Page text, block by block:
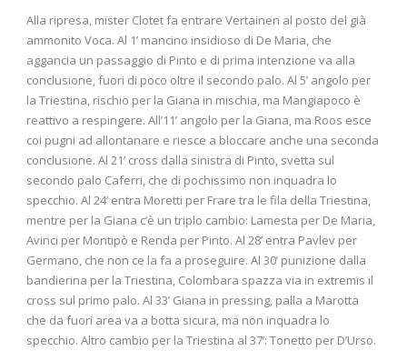
Alla ripresa, mister Clotet fa entrare Vertainen al posto del già
ammonito Voca. Al 1’ mancino insidioso di De Maria, che
aggancia un passaggio di Pinto e di prima intenzione va alla
conclusione, fuori di poco oltre il secondo palo. Al 5’ angolo per
la Triestina, rischio per la Giana in mischia, ma Mangiapoco è
reattivo a respingere. All’11’ angolo per la Giana, ma Roos esce
coi pugni ad allontanare e riesce a bloccare anche una seconda
conclusione. Al 21’ cross dalla sinistra di Pinto, svetta sul
secondo palo Caferri, che di pochissimo non inquadra lo
specchio. Al 24’ entra Moretti per Frare tra le fila della Triestina,
mentre per la Giana c’è un triplo cambio: Lamesta per De Maria,
Avinci per Montipò e Renda per Pinto. Al 28’ entra Pavlev per
Germano, che non ce la fa a proseguire. Al 30’ punizione dalla
bandierina per la Triestina, Colombara spazza via in extremis il
cross sul primo palo. Al 33’ Giana in pressing, palla a Marotta
che da fuori area va a botta sicura, ma non inquadra lo
specchio. Altro cambio per la Triestina al 37’: Tonetto per D’Urso.